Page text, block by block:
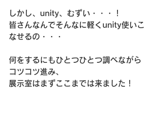
しかし、unity、むずい・・・！
皆さんなんでそんなに軽くunity使いこ
なせるの・・・
何をするにもひとつひとつ調べながら
コツコツ進み、
展示室はまずここまでは来ました！